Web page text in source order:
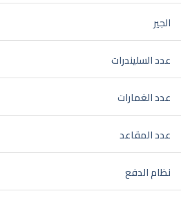
الجير
عدد السليندرات
عدد الغمارات
عدد المقاعد
نظام الدفع